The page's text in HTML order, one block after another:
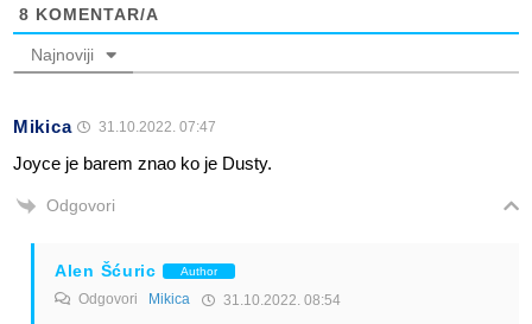
8 KOMENTAR/A
Najnoviji
Mikica 31.10.2022. 07:47
Joyce je barem znao ko je Dusty.
Odgovori
Alen Šćuric Author
Odgovori Mikica 31.10.2022. 08:54